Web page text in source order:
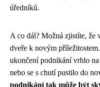
úředníků.
A co dál? Možná zjistíte, že
dveře k novým
ukončení podnikání vrhlo
nebo se s chutí pustilo do
podnikání tak může být